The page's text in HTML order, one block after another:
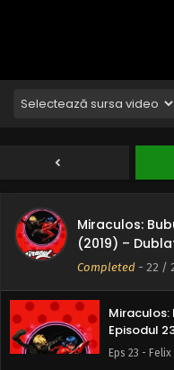
Miraculos:
(2019) –
Completed - 22 /
Episodul
Miraculos:
Episodul
Eps 24 -
Miraculos:
Episodul
Eps 23 -